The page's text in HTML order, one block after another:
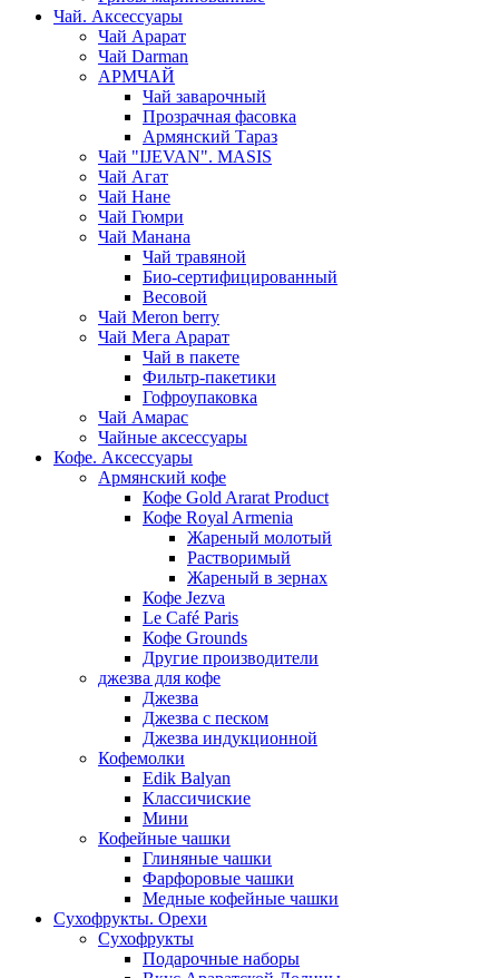
Чай. Аксессуары
Чай Арарат
Чай Darman
АРМЧАЙ
Чай заварочный
Прозрачная фасовка
Армянский Тараз
Чай "IJEVAN". MASIS
Чай Агат
Чай Нане
Чай Гюмри
Чай Манана
Чай травяной
Био-сертифицированный
Весовой
Чай Meron berry
Чай Мега Арарат
Чай в пакете
Фильтр-пакетики
Гофроупаковка
Чай Амарас
Чайные аксессуары
Кофе. Аксессуары
Армянский кофе
Кофе Gold Ararat Product
Кофе Royal Armenia
Жареный молотый
Растворимый
Жареный в зернах
Кофе Jezva
Le Café Paris
Кофе Grounds
Другие производители
джезва для кофе
Джезва
Джезва с песком
Джезва индукционной
Кофемолки
Edik Balyan
Классичиские
Мини
Кофейные чашки
Глиняные чашки
Фарфоровые чашки
Медные кофейные чашки
Сухофрукты. Орехи
Сухофрукты
Подарочные наборы